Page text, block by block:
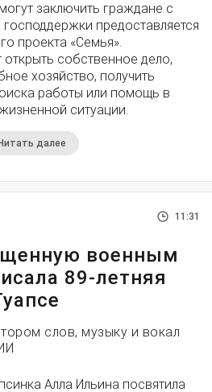
заключить граждане с
предоставляется
проекта «Семья».
собственное дело,
хозяйство, получить
работы или помощь в
ситуации.
далее
11:31
военным
89-летняя
слов, музыку и вокал
Алла Ильина посвятила